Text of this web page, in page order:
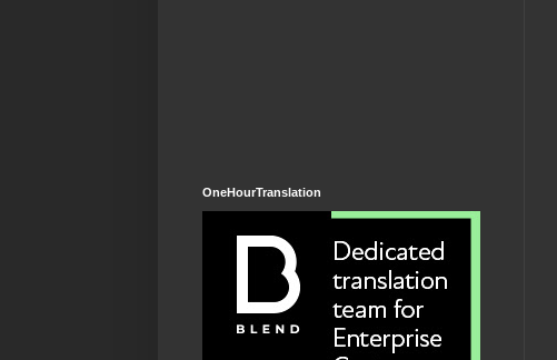
OneHourTranslation